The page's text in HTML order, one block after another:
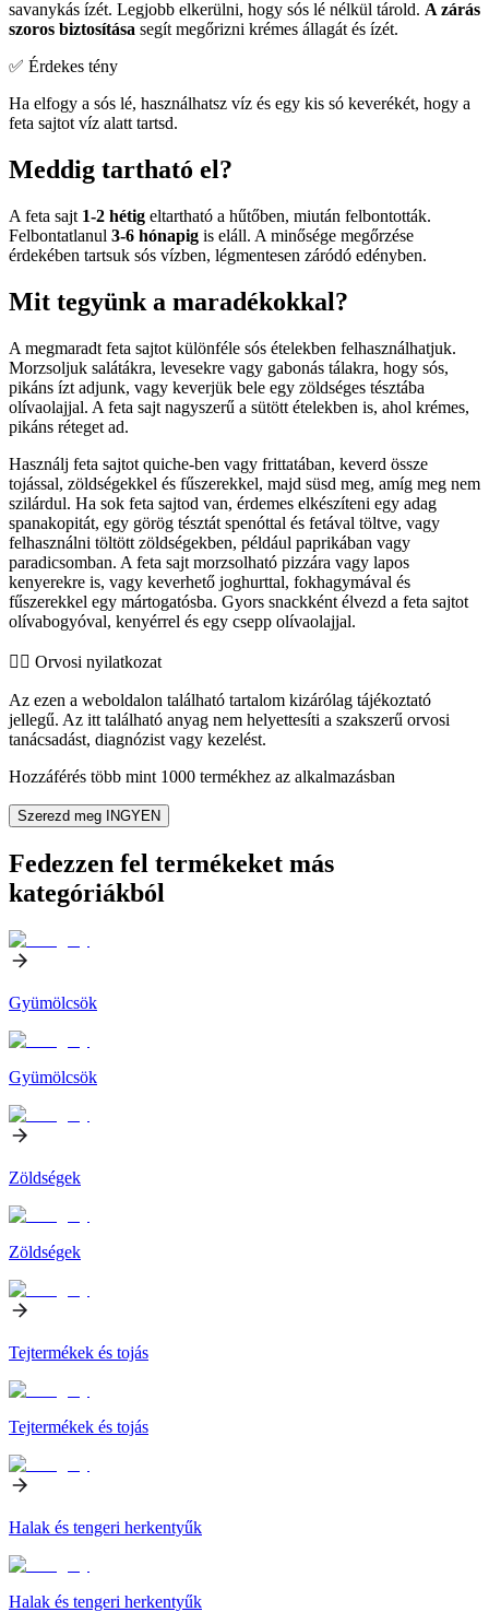
savanykás ízét. Legjobb elkerülni, hogy sós lé nélkül tárold. A zárás
szoros biztosítása segít megőrizni krémes állagát és ízét.
✅ Érdekes tény
Ha elfogy a sós lé, használhatsz víz és egy kis só keverékét, hogy a
feta sajtot víz alatt tartsd.
Meddig tartható el?
A feta sajt 1-2 hétig eltartható a hűtőben, miután felbontották.
Felbontatlanul 3-6 hónapig is eláll. A minősége megőrzése
érdekében tartsuk sós vízben, légmentesen záródó edényben.
Mit tegyünk a maradékokkal?
A megmaradt feta sajtot különféle sós ételekben felhasználhatjuk.
Morzsoljuk salátákra, levesekre vagy gabonás tálakra, hogy sós,
pikáns ízt adjunk, vagy keverjük bele egy zöldséges tésztába
olívaolajjal. A feta sajt nagyszerű a sütött ételekben is, ahol krémes,
pikáns réteget ad.
Használj feta sajtot quiche-ben vagy frittatában, keverd össze
tojással, zöldségekkel és fűszerekkel, majd süsd meg, amíg meg nem
szilárdul. Ha sok feta sajtod van, érdemes elkészíteni egy adag
spanakopitát, egy görög tésztát spenóttal és fetával töltve, vagy
felhasználni töltött zöldségekben, például paprikában vagy
paradicsomban. A feta sajt morzsolható pizzára vagy lapos
kenyerekre is, vagy keverhető joghurttal, fokhagymával és
fűszerekkel egy mártogatósba. Gyors snackként élvezd a feta sajtot
olívabogyóval, kenyérrel és egy csepp olívaolajjal.
👨‍⚕️️ Orvosi nyilatkozat
Az ezen a weboldalon található tartalom kizárólag tájékoztató
jellegű. Az itt található anyag nem helyettesíti a szakszerű orvosi
tanácsadást, diagnózist vagy kezelést.
Hozzáférés több mint 1000 termékhez az alkalmazásban
Szerezd meg INGYEN
Fedezzen fel termékeket más
kategóriákból
Gyümölcsök
Gyümölcsök
Zöldségek
Zöldségek
Tejtermékek és tojás
Tejtermékek és tojás
Halak és tengeri herkentyűk
Halak és tengeri herkentyűk